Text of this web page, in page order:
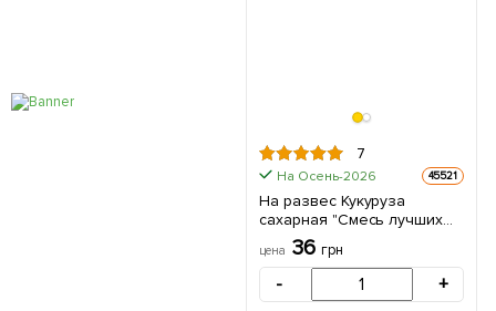
7
На Осень-2026 45521
На развес Кукуруза
сахарная "Смесь лучших
популярных сортов" ТМ
"Весна" цена за 40г
цена 36 грн
- +